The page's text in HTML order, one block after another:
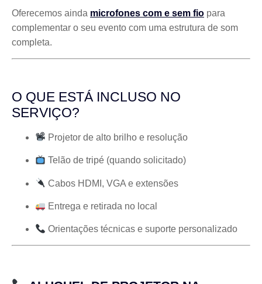
Oferecemos ainda microfones com e sem fio para
complementar o seu evento com uma estrutura de som
completa.
O QUE ESTÁ INCLUSO NO
SERVIÇO?
Projetor de alto brilho e resolução
Telão de tripé (quando solicitado)
Cabos HDMI, VGA e extensões
Entrega e retirada no local
Orientações técnicas e suporte personalizado